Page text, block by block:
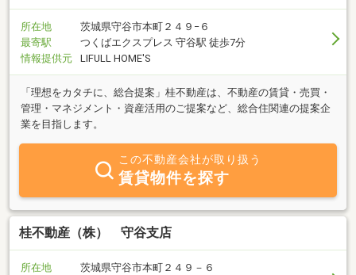
所在地
茨城県守谷市本町２４９−６
最寄駅
つくばエクスプレス 守谷駅 徒歩7分
情報提供元
LIFULL HOME'S
「理想をカタチに、総合提案」桂不動産は、不動産の賃貸・売買・
管理・マネジメント・資産活用のご提案など、総合住関連の提案企
業を目指します。
この不動産会社が取り扱う
賃貸物件を探す
桂不動産（株） 守谷支店
所在地
茨城県守谷市本町２４９－６